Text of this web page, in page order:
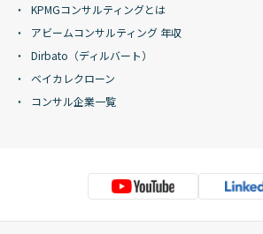
KPMGコンサルティングとは
アビームコンサルティング 年収
Dirbato（ディルバート）
ベイカレクローン
コンサル企業一覧